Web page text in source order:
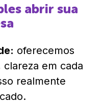
abrir sua
oferecemos
em cada
realmente